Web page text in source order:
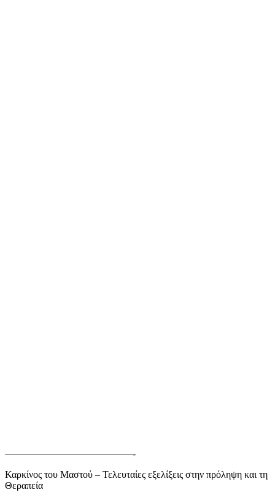
—————————————-
Καρκίνος του Μαστού – Τελευταίες εξελίξεις στην πρόληψη και τη
Θεραπεία